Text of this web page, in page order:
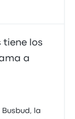
tiene los
a
la